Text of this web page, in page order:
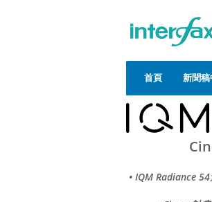
首頁 新聞
• IQM Radiance